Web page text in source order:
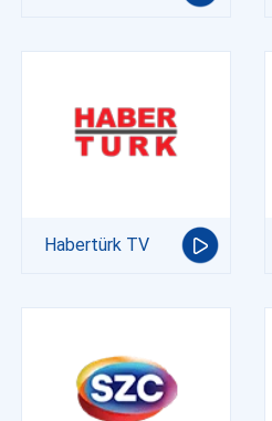
Habertürk TV